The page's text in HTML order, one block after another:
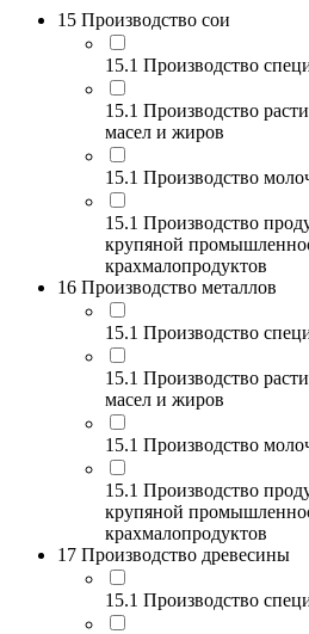
15 Производство сои
15.1 Производство
15.1 Производство
масел и жиров
15.1 Производство
15.1 Производство
крупяной
крахмалопродуктов
16 Производство металлов
15.1 Производство
15.1 Производство
масел и жиров
15.1 Производство
15.1 Производство
крупяной
крахмалопродуктов
17 Производство древесины
15.1 Производство